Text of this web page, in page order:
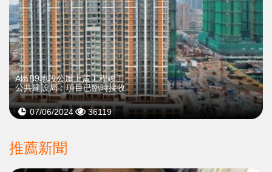
A區B9地段公屋上蓋工程竣工
公共建設局：項目已臨時接收
07/06/2024 36119
推薦新聞